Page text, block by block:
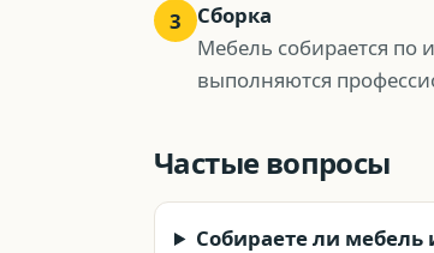
3
Сборка
Мебель собирается по
выполняются
Частые вопросы
Собираете ли мебель